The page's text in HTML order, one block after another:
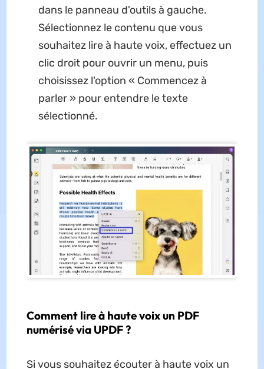
dans le panneau d'outils à gauche.
Sélectionnez le contenu que vous
souhaitez lire à haute voix, effectuez un
clic droit pour ouvrir un menu, puis
choisissez l'option « Commencez à
parler » pour entendre le texte
sélectionné.
Comment lire à haute voix un PDF
numérisé via UPDF ?
Si vous souhaitez écouter à haute voix un